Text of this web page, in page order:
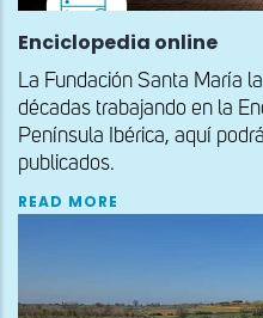
Enciclopedia online
La Fundación Santa María
décadas trabajando en la
Península Ibérica, aquí
publicados.
READ MORE